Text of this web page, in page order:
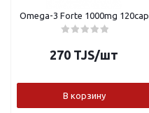
Omega-3 Forte 1000mg 120cap
270 TJS/шт
В корзину